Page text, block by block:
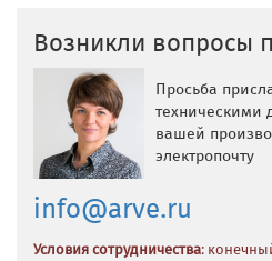
Возникли вопросы
Просьба
техническими
вашей
электропочту
info@arve.ru
Условия сотрудничества: